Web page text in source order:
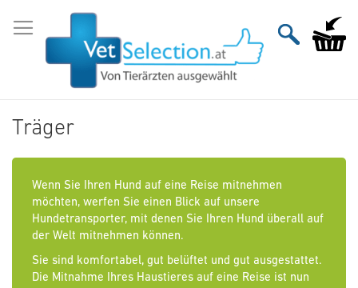
Inhalt
springen
Mein
Träger
Wenn Sie Ihren Hund auf eine Reise mitnehmen
möchten, werfen Sie einen Blick auf unsere
Hundetransporter, mit denen Sie Ihren Hund überall auf
der Welt mitnehmen können.
Sie sind komfortabel, gut belüftet und gut ausgestattet.
Die Mitnahme Ihres Haustieres auf eine Reise ist nun